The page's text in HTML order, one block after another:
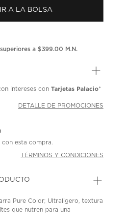
A LA BOLSA
a $399.00 M.N.
intereses conTarjetas Palacio*
DETALLE DE PROMOCIONES
con esta compra.
TÉRMINOS Y CONDICIONES
Pure Color; Ultraligero, textura
que nutren para una